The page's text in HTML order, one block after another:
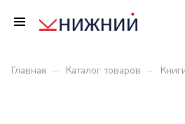
Главная – Каталог товаров –